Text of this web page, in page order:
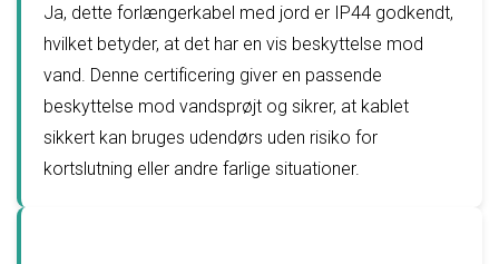
Ja, dette forlængerkabel med jord er IP44 godkendt,
hvilket betyder, at det har en vis beskyttelse mod
vand. Denne certificering giver en passende
beskyttelse mod vandsprøjt og sikrer, at kablet
sikkert kan bruges udendørs uden risiko for
kortslutning eller andre farlige situationer.